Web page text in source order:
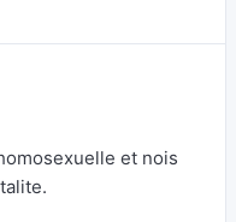
et nois